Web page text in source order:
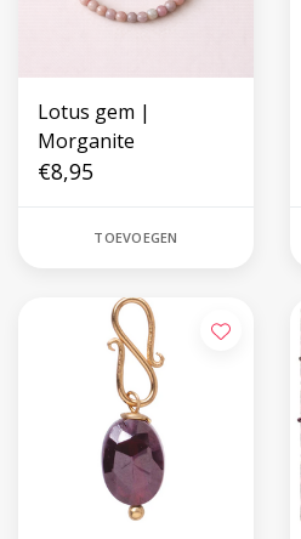
Lotus gem |
Morganite
€8,95
TOEVOEGEN